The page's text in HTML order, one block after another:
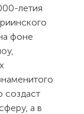
летия
фоне
создаст
а в